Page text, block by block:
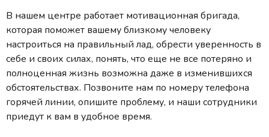
В нашем центре работает мотивационная бригада,
которая поможет вашему близкому человеку
настроиться на правильный лад, обрести уверенность в
себе и своих силах, понять, что еще не все потеряно и
полноценная жизнь возможна даже в изменившихся
обстоятельствах. Позвоните нам по номеру телефона
горячей линии, опишите проблему, и наши сотрудники
приедут к вам в удобное время.